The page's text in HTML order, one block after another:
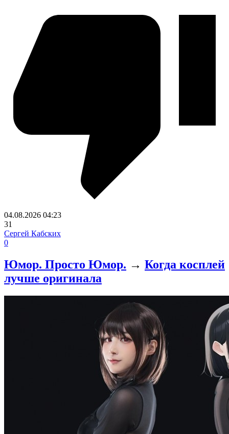
04.08.2026 04:23
31
Сергей Кабских
0
Юмор. Просто Юмор. → Когда косплей
лучше оригинала